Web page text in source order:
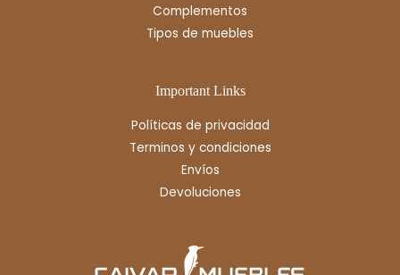
Complementos
Tipos de muebles
Important Links
Políticas de privacidad
Terminos y condiciones
Envíos
Devoluciones